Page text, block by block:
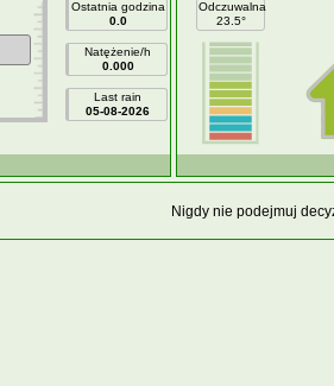
Ostatnia godzina
0.0
Natężenie/h
0.000
Last rain
05-08-2026
Odczuwalna
23.5°
Nigdy nie podejmuj